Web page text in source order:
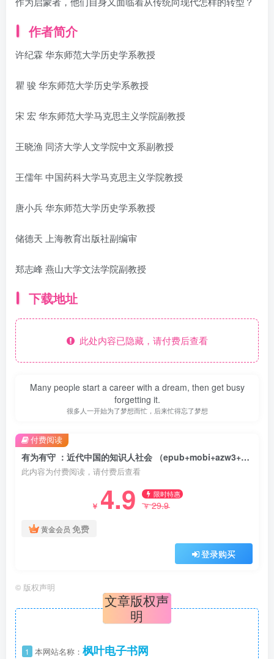
作者简介
许纪霖 华东师范大学历史学系教授
瞿 骏 华东师范大学历史学系教授
宋 宏 华东师范大学马克思主义学院副教授
王晓渔 同济大学人文学院中文系副教授
王儒年 中国药科大学马克思主义学院教授
唐小兵 华东师范大学历史学系教授
储德天 上海教育出版社副编审
郑志峰 燕山大学文法学院副教授
下载地址
此处内容已隐藏，请付费后查看
Many people start a career with a dream, then get busy
forgetting it.
很多人一开始为了梦想而忙，后来忙得忘了梦想
有为有守 ：近代中国的知识人社会 （epub+mobi+azw3+pdf）
此内容为付费阅读，请付费后查看
￥ 4.9 限时特惠
￥29.9
黄金会员 免费
登录购买
付费阅读
© 版权声明
文章版权声
明
1 本网站名称： 枫叶电子书网